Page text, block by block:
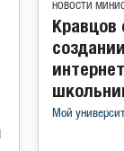
НОВОСТИ
Кравцов
Мой